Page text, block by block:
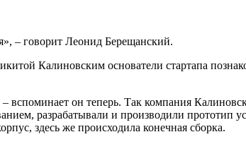
– говорит Леонид Берещанский.
Калиновским основатели стартапа
он теперь. Так компания
разрабатывали и производили прототип
здесь же происходила конечная сборка.